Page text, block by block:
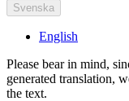
Svenska
English
Please bear in mind,
generated translation,
the text.